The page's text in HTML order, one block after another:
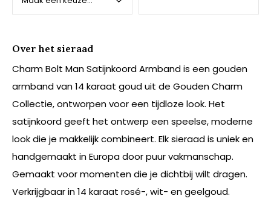
Over het sieraad
Charm Bolt Man Satijnkoord Armband is een gouden
armband van 14 karaat goud uit de Gouden Charm
Collectie, ontworpen voor een tijdloze look. Het
satijnkoord geeft het ontwerp een speelse, moderne
look die je makkelijk combineert. Elk sieraad is uniek en
handgemaakt in Europa door puur vakmanschap.
Gemaakt voor momenten die je dichtbij wilt dragen.
Verkrijgbaar in 14 karaat rosé-, wit- en geelgoud.